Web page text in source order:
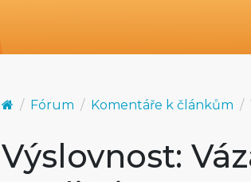
Fórum Komentáře k článkům
Výslovnost: